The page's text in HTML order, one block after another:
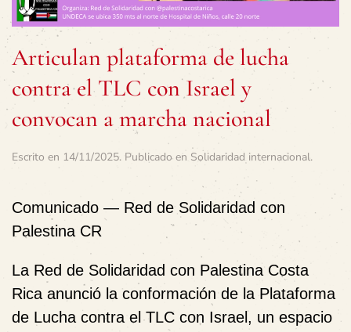
Articulan plataforma de lucha
contra el TLC con Israel y
convocan a marcha nacional
Escrito en 14/11/2025. Publicado en Solidaridad internacional.
Comunicado — Red de Solidaridad con
Palestina CR
La Red de Solidaridad con Palestina Costa
Rica anunció la conformación de la Plataforma
de Lucha contra el TLC con Israel, un espacio